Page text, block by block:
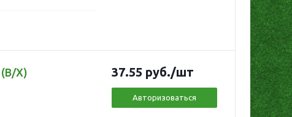
(В/Х) 37.55 руб./шт
Авторизоваться